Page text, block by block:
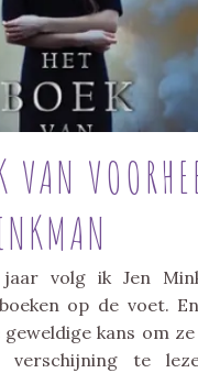
VAN
volg ik Jen
op de voet.
kans om
te